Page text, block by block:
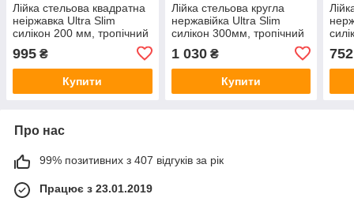
Лійка стельова квадратна
неіржавка Ultra Slim
силікон 200 мм, тропічний
995 ₴
Купити
Лійка стельова кругла
нержавійка Ultra Slim
силікон 300мм, тропічний
1 030₴
Купити
752
Про нас
99% позитивних з 407 відгуків за рік
Працює з 23.01.2019